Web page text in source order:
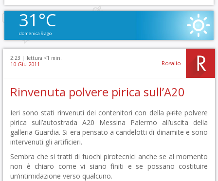
31°C
domenica 9 ago
2:23 | lettura <1 min.
10 Giu 2011 Rosalio
Rinvenuta polvere pirica sull’A20
Ieri sono stati rinvenuti dei contenitori con dellapiritepolvere
pirica sull’autostrada A20 Messina Palermo all’uscita della
galleria Guardia. Si era pensato a candelotti di dinamite e sono
intervenuti gli artificieri.
Sembra che si tratti di fuochi pirotecnici anche se al momento
non è chiaro come vi siano finiti e se possano costituire
un’intimidazione verso qualcuno.